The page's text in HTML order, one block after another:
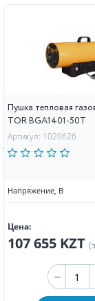
Пушка тепловая
TOR BGA1401-50T
Артикул: 1020626
Напряжение, В
Цена:
107 655 KZT